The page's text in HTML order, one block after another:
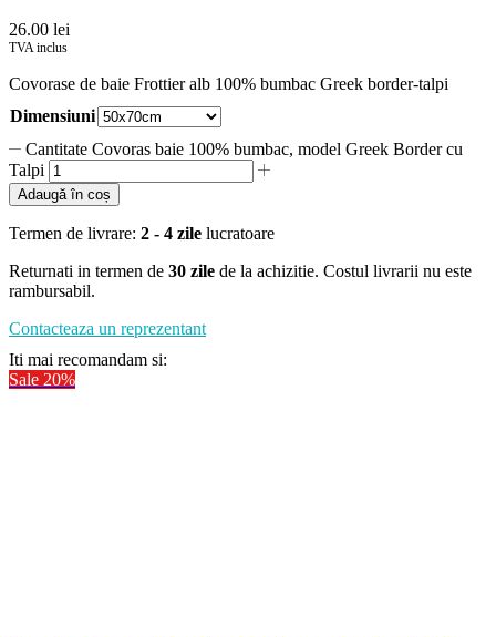
26.00 lei
TVA inclus
Covorase de baie Frottier alb 100% bumbac Greek border-talpi
Dimensiuni
Cantitate Covoras baie 100% bumbac, model Greek Border cu
Talpi
Adaugă în coș
Termen de livrare: 2 - 4 zile lucratoare
Returnati in termen de 30 zile de la achizitie. Costul livrarii nu este
rambursabil.
Contacteaza un reprezentant
Iti mai recomandam si:
Sale 20%